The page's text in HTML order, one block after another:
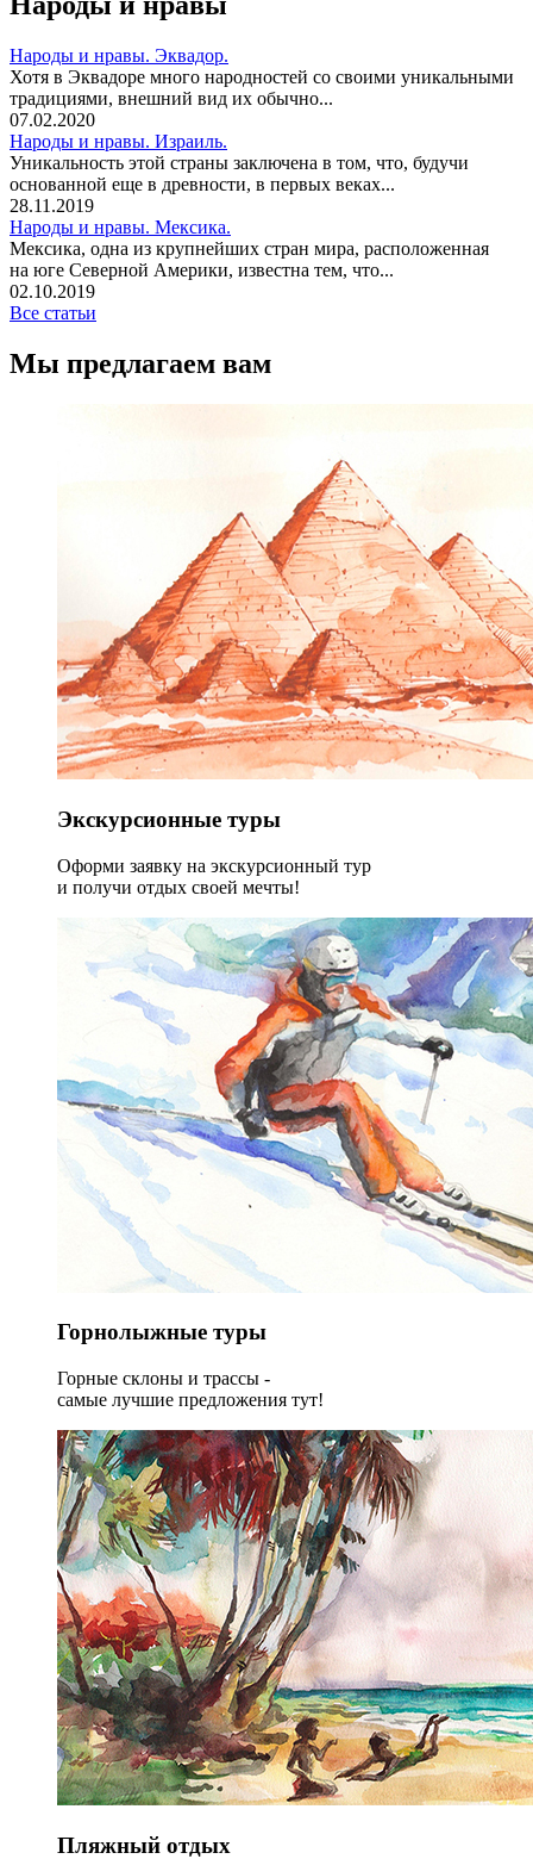
Народы и нравы. Эквадор.
Хотя в Эквадоре много народностей со своими уникальными
традициями, внешний вид их обычно...
07.02.2020
Народы и нравы. Израиль.
Уникальность этой страны заключена в том, что, будучи
основанной еще в древности, в первых веках...
28.11.2019
Народы и нравы. Мексика.
Мексика, одна из крупнейших стран мира, расположенная
на юге Северной Америки, известна тем, что...
02.10.2019
Все статьи
Мы предлагаем вам
Экскурсионные туры
Оформи заявку на экскурсионный тур
и получи отдых своей мечты!
Горнолыжные туры
Горные склоны и трассы -
самые лучшие предложения тут!
Пляжный отдых